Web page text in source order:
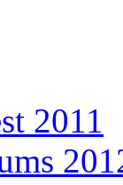
2011